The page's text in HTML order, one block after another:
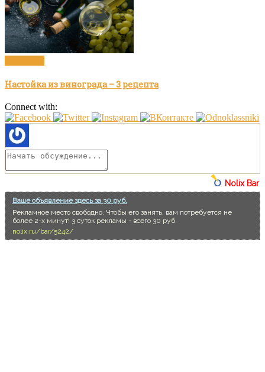
Настойка из винограда – 3 рецепта
Connect with:
Nolix Bar
Ваше объявление здесь за 30 руб.
Рекламное место свободно. Чтобы его занять, вам потребуется не
более 2-х минут! 3 суток рекламы - всего 30 руб.
nolix.ru/bar/5242/